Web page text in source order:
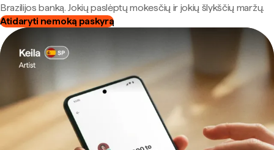
Brazilijos banką. Jokių paslėptų mokesčių ir jokių šlykščių maržų.
Atidaryti nemoką paskyrą